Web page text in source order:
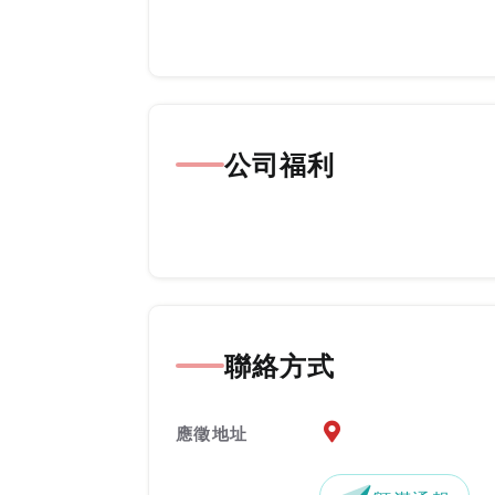
公司福利
聯絡方式
應徵地址 應徵地址地圖『另開新